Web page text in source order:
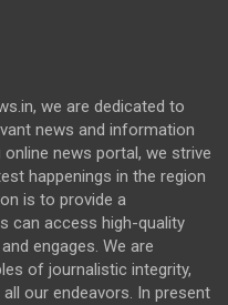
we are dedicated to
news and information
news portal, we strive
happenings in the region
is to provide a
can access high-quality
engages. We are
of journalistic integrity,
our endeavors. In present